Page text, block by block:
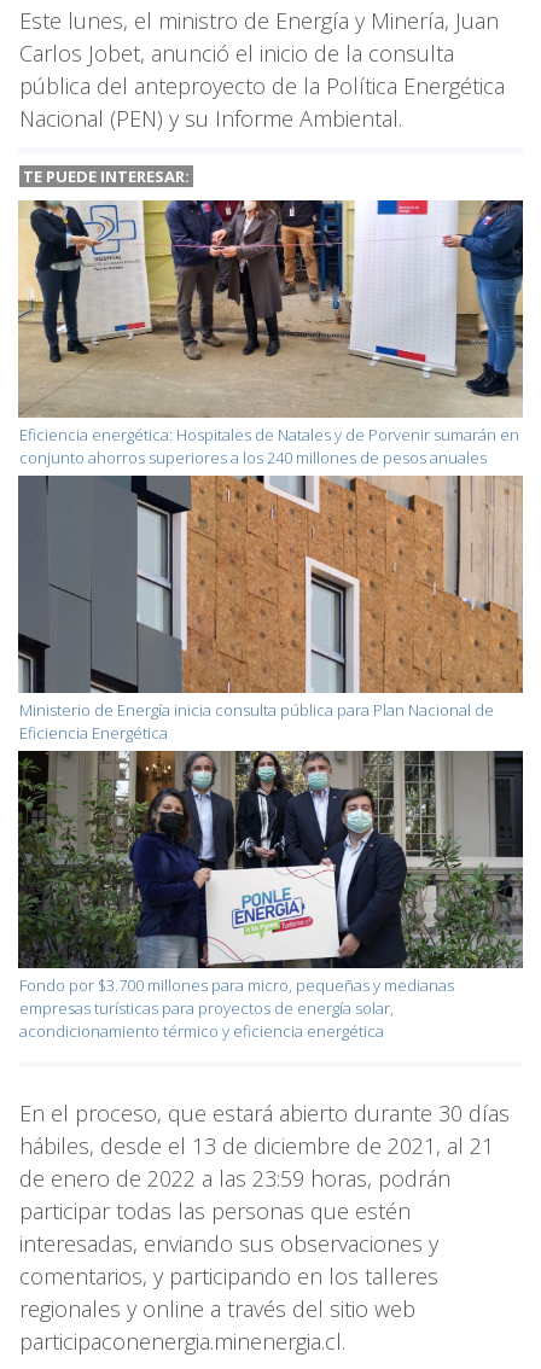
Este lunes, el ministro de Energía y Minería, Juan
Carlos Jobet, anunció el inicio de la consulta
pública del anteproyecto de la Política Energética
Nacional (PEN) y su Informe Ambiental.
TE PUEDE INTERESAR:
Eficiencia energética: Hospitales de Natales y de Porvenir sumarán en
conjunto ahorros superiores a los 240 millones de pesos anuales
Ministerio de Energía inicia consulta pública para Plan Nacional de
Eficiencia Energética
Fondo por $3.700 millones para micro, pequeñas y medianas
empresas turísticas para proyectos de energía solar,
acondicionamiento térmico y eficiencia energética
En el proceso, que estará abierto durante 30 días
hábiles, desde el 13 de diciembre de 2021, al 21
de enero de 2022 a las 23:59 horas, podrán
participar todas las personas que estén
interesadas, enviando sus observaciones y
comentarios, y participando en los talleres
regionales y online a través del sitio web
participaconenergia.minenergia.cl.